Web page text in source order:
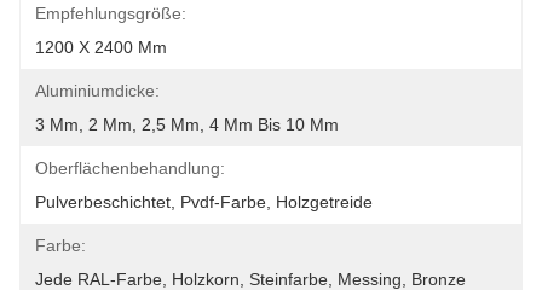
Empfehlungsgröße:
1200 X 2400 Mm
Aluminiumdicke:
3 Mm, 2 Mm, 2,5 Mm, 4 Mm Bis 10 Mm
Oberflächenbehandlung:
Pulverbeschichtet, Pvdf-Farbe, Holzgetreide
Farbe:
Jede RAL-Farbe, Holzkorn, Steinfarbe, Messing, Bronze